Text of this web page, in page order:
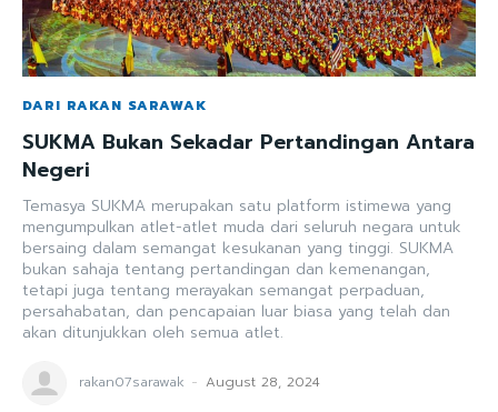
DARI RAKAN SARAWAK
SUKMA Bukan Sekadar Pertandingan Antara
Negeri
Temasya SUKMA merupakan satu platform istimewa yang
mengumpulkan atlet-atlet muda dari seluruh negara untuk
bersaing dalam semangat kesukanan yang tinggi. SUKMA
bukan sahaja tentang pertandingan dan kemenangan,
tetapi juga tentang merayakan semangat perpaduan,
persahabatan, dan pencapaian luar biasa yang telah dan
akan ditunjukkan oleh semua atlet.
rakan07sarawak - August 28, 2024